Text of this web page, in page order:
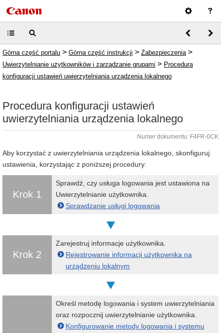
Górna część portalu > Górna część instrukcji > Zabezpieczenia >
Uwierzytelnianie użytkowników i zarządzanie grupami > Procedura
konfiguracji ustawień uwierzytelniania urządzenia lokalnego
Procedura konfiguracji ustawień
uwierzytelniania urządzenia lokalnego
Numer dokumentu: F4FR-0CK
Aby korzystać z uwierzytelniania urządzenia lokalnego, skonfiguruj
ustawienia, korzystając z poniższej procedury:
Krok 1
Sprawdź, czy usługa logowania jest ustawiona na
Uwierzytelnianie użytkownika.
Sprawdzanie usługi logowania
Krok 2
Zarejestruj informacje użytkownika.
Rejestrowanie informacji użytkownika na
urządzeniu lokalnym
Określ metodę logowania i system uwierzytelniania
oraz rozpocznij uwierzytelnianie użytkownika.
Konfigurowanie metody logowania i systemu